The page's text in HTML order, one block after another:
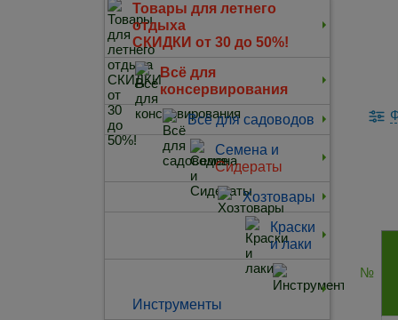
Товары для летнего
отдыха
СКИДКИ от 30 до 50%!
Всё для
консервирования
Всё для садоводов
Семена и
Сидераты
Хозтовары
Краски
и лаки
Инструменты
№